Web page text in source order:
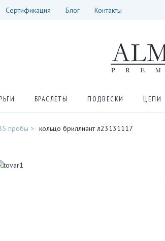
Сертификация Блог Контакты
БРАСЛЕТЫ ПОДВЕСКИ ЦЕПИ
пробы кольцо бриллиант л23131117